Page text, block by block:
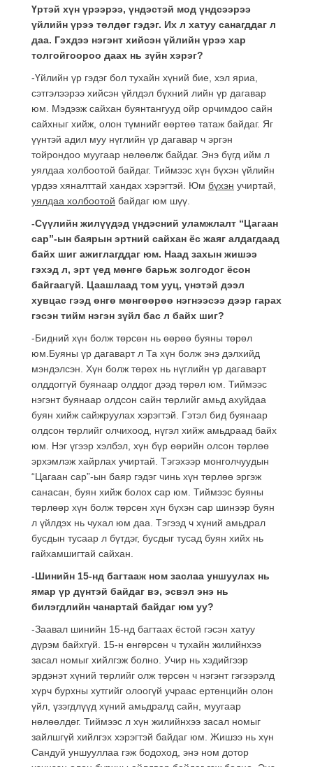
Үртэй хүн үрээрээ, үндэстэй мод үндсээрээ
үйлийн үрээ төлдөг гэдэг. Их л хатуу санагддаг л
даа. Гэхдээ нэгэнт хийсэн үйлийн үрээ хар
толгойгоороо даах нь зүйн хэрэг?
-Үйлийн үр гэдэг бол тухайн хүний бие, хэл яриа,
сэтгэлээрээ хийсэн үйлдэл бүхний лийн үр дагавар
юм. Мэдээж сайхан буянтангууд ойр орчимдоо сайн
сайхныг хийж, олон түмнийг өөртөө татаж байдаг. Яг
үүнтэй адил муу нүглийн үр дагавар ч эргэн
тойрондоо муугаар нөлөөлж байдаг. Энэ бүгд ийм л
уялдаа холбоотой байдаг. Тиймээс хүн бүхэн үйлийн
үрдээ хяналттай хандах хэрэгтэй. Юм бүхэн учиртай,
уялдаа холбоотой байдаг юм шүү.
-Сүүлийн жилүүдэд үндэсний уламжлалт “Цагаан
сар”-ын баярын эртний сайхан ёс жаяг алдагдаад
байх шиг ажиглагддаг юм. Наад захын жишээ
гэхэд л, эрт үед мөнгө барьж золгодог ёсон
байгаагүй. Цаашлаад том ууц, үнэтэй дээл
хувцас гээд өнгө мөнгөөрөө нэгнээсээ дээр гарах
гэсэн тийм нэгэн зүйл бас л байх шиг?
-Бидний хүн болж төрсөн нь өөрөө буяны төрөл
юм.Буяны үр дагаварт л Та хүн болж энэ дэлхийд
мэндэлсэн. Хүн болж төрөх нь нүглийн үр дагаварт
олддоггүй буянаар олддог дээд төрөл юм. Тиймээс
нэгэнт буянаар олдсон сайн төрлийг амьд ахуйдаа
буян хийж сайжруулах хэрэгтэй. Гэтэл бид буянаар
олдсон төрлийг олчихоод, нүгэл хийж амьдраад байх
юм. Нэг үгээр хэлбэл, хүн бүр өөрийн олсон төрлөө
эрхэмлэж хайрлах учиртай. Тэгэхээр монголчуудын
“Цагаан сар”-ын баяр гэдэг чинь хүн төрлөө эргэж
санасан, буян хийж болох сар юм. Тиймээс буяны
төрлөөр хүн болж төрсөн хүн бүхэн сар шинээр буян
л үйлдэх нь чухал юм даа. Тэгээд ч хүний амьдрал
бусдын тусаар л бүтдэг, бусдыг тусад буян хийх нь
гайхамшигтай сайхан.
-Шинийн 15-нд багтааж ном заслаа уншуулах нь
ямар үр дүнтэй байдаг вэ, эсвэл энэ нь
билэгдлийн чанартай байдаг юм уу?
-Заавал шинийн 15-нд багтаах ёстой гэсэн хатуу
дүрэм байхгүй. 15-н өнгөрсөн ч тухайн жилийнхээ
засал номыг хийлгэж болно. Учир нь хэдийгээр
эрдэнэт хүний төрлийг олж төрсөн ч нэгэнт гэгээрэлд
хүрч бурхны хутгийг олоогүй учраас ертөнцийн олон
үйл, үзэгдлүүд хүний амьдралд сайн, муугаар
нөлөөлдөг. Тиймээс л хүн жилийнхээ засал номыг
зайлшгүй хийлгэх хэрэгтэй байдаг юм. Жишээ нь хүн
Сандуй уншууллаа гэж бодоход, энэ ном дотор